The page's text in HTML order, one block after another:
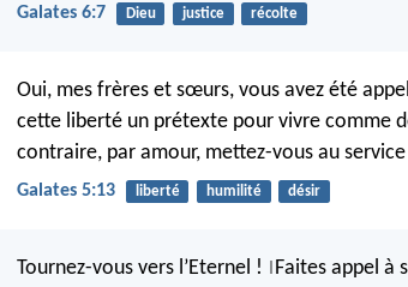
Galates 6:7 Dieu justice récolte
Oui, mes frères et sœurs, vous avez été
cette liberté un prétexte pour vivre comme
contraire, par amour, mettez-vous au
Galates 5:13 liberté humilité désir
Tournez-vous vers l’Eternel !
Faites appel à